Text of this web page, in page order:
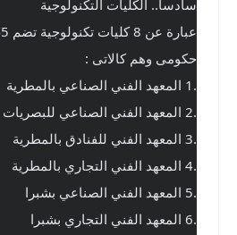
سادساً.. الكليات التكنولوجية
حكومى وهم كالاتى :
.1 المعهد الفني الصناعي بالمطرية
.2 المعهد الفني الصناعي للبصريات
.3 المعهد الفني للفنادق بالمطرية
.4 المعهد الفني التجاري بالمطرية
.5 المعهد الفني الصناعي بشبرا
.6 المعهد الفني التجاري بشبرا